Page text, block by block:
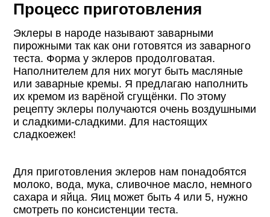
Процесс приготовления
Эклеры в народе называют заварными
пирожными так как они готовятся из заварного
теста. Форма у эклеров продолговатая.
Наполнителем для них могут быть масляные
или заварные кремы. Я предлагаю наполнить
их кремом из варёной сгущёнки. По этому
рецепту эклеры получаются очень воздушными
и сладкими-сладкими. Для настоящих
сладкоежек!
Для приготовления эклеров нам понадобятся
молоко, вода, мука, сливочное масло, немного
сахара и яйца. Яиц может быть 4 или 5, нужно
смотреть по консистенции теста.